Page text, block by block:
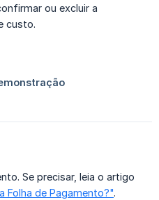
ou excluir a
custo.
Se precisar, leia o artigo
Folha de Pagamento?".